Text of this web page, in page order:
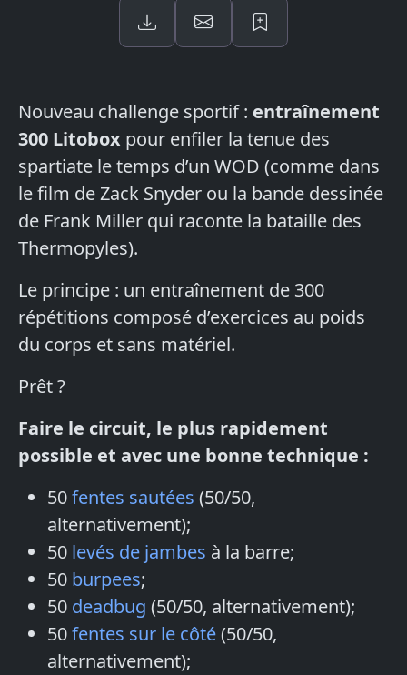
Nouveau challenge sportif : entraînement
300 Litobox pour enfiler la tenue des
spartiate le temps d’un WOD (comme dans
le film de Zack Snyder ou la bande dessinée
de Frank Miller qui raconte la bataille des
Thermopyles).
Le principe : un entraînement de 300
répétitions composé d’exercices au poids
du corps et sans matériel.
Prêt ?
Faire le circuit, le plus rapidement
possible et avec une bonne technique :
50fentes sautées (50/50,
alternativement);
50 levés de jambes à la barre;
50 burpees;
50 deadbug (50/50, alternativement);
50fentes sur le côté(50/50,
alternativement);